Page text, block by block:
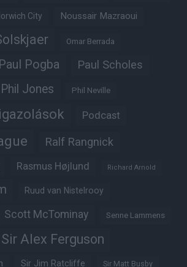
City Noussair Mazraoui
Omar Berrada
Paul Pogba Paul Scholes
Phil Jones Phil Neville
Podcast
Ralf Rangnick
Rasmus Højlund Richard Arnold
Ruud van Nistelrooy
Scott McTominay Senne Lammens
Sir Alex Ferguson
Sir Jim Ratcliffe Sir Matt Busby